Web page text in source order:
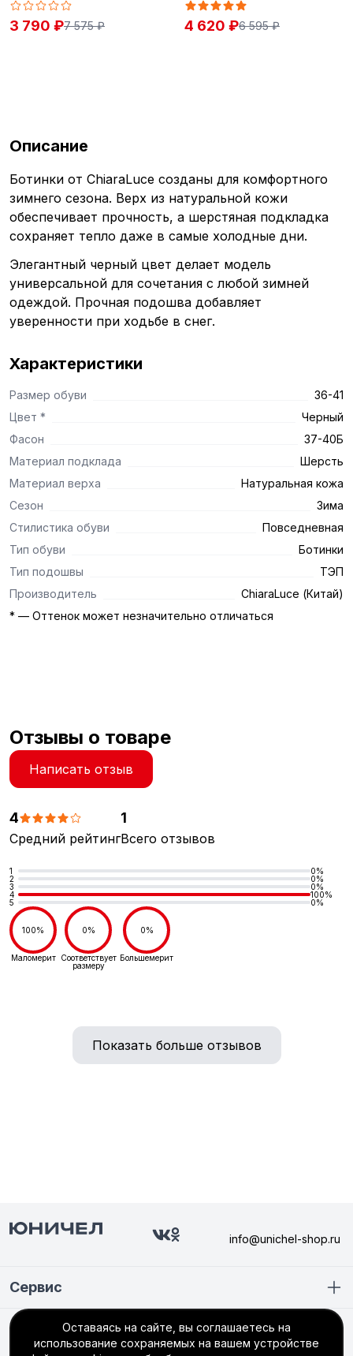
3 790 ₽7 575 ₽ 4 620 ₽6 595 ₽
Описание
Ботинки от ChiaraLuce созданы для комфортного
зимнего сезона. Верх из натуральной кожи
обеспечивает прочность, а шерстяная подкладка
сохраняет тепло даже в самые холодные дни.
Элегантный черный цвет делает модель
универсальной для сочетания с любой зимней
одеждой. Прочная подошва добавляет
уверенности при ходьбе в снег.
Характеристики
Размер обуви
36-41
Цвет *
Черный
Фасон
37-40Б
Материал подклада
Шерсть
Материал верха
Натуральная кожа
Сезон
Зима
Стилистика обуви
Повседневная
Тип обуви
Ботинки
Тип подошвы
ТЭП
Производитель
ChiaraLuce (Китай)
* — Оттенок может незначительно отличаться
Отзывы о товаре
Написать отзыв
4
Средний рейтинг
1
Всего отзывов
1
0%
2
0%
3
0%
4
100%
5
0%
100%
Маломерит
0%
Соответствует
размеру
0%
Большемерит
Показать больше отзывов
info@unichel-shop.ru
Сервис
ПокупателюОставаясь на сайте, вы соглашаетесь на
использование сохраняемых на вашем устройстве